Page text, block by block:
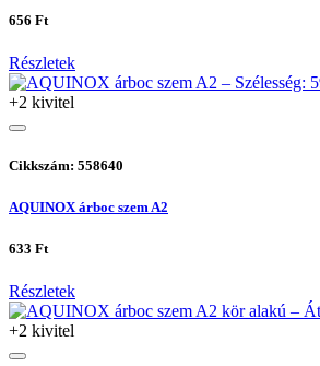
656 Ft
Részletek
+2 kivitel
Cikkszám: 558640
AQUINOX árboc szem A2
633 Ft
Részletek
+2 kivitel